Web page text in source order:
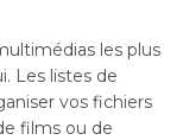
les plus
Les listes de
vos fichiers
films ou de